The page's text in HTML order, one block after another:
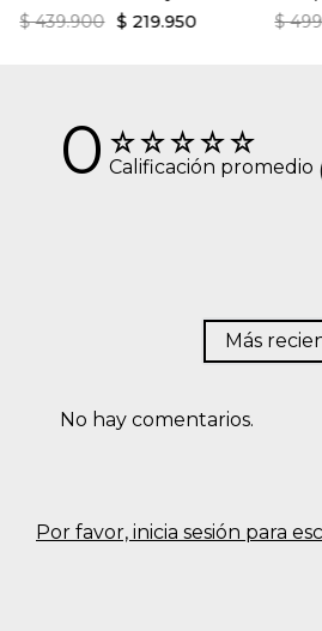
$ 439.900 $ 219.950
$ 499
☆☆☆☆☆
0 Calificación promedio
Por favor, inicia sesión para
Más
No hay comentarios.